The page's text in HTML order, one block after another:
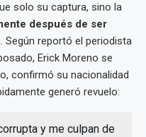
solo su captura, sino la
después de ser
Según reportó el periodista
Erick Moreno se
confirmó su nacionalidad
generó revuelo:
y me culpan de